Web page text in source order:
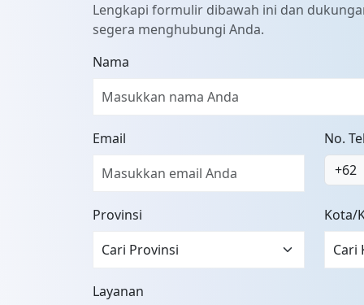
Lengkapi formulir dibawah ini dan
segera menghubungi Anda.
Nama
Email
No.
+62
Provinsi Kota/
Layanan